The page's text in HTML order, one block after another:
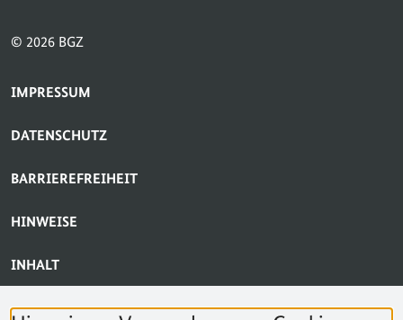
© 2026 BGZ
SERVICE-NAVIGATION FUSSBEREICH
IMPRESSUM
DATENSCHUTZ
BARRIEREFREIHEIT
HINWEISE
INHALT
BARRIERE MELDEN